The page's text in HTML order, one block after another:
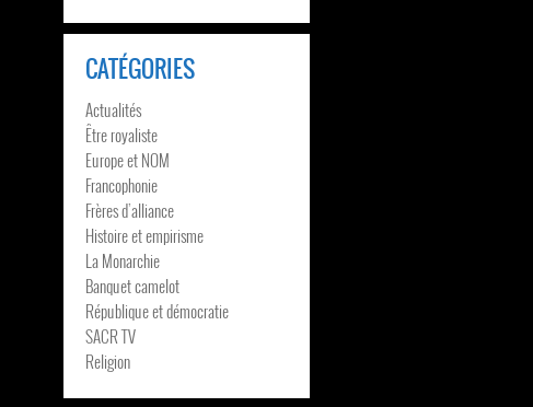
CATÉGORIES
Actualités
Être royaliste
Europe et NOM
Francophonie
Frères d’alliance
Histoire et empirisme
La Monarchie
Banquet camelot
République et démocratie
SACR TV
Religion